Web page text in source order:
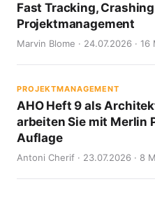
Fast Tracking,
Projektmanagement
Marvin Blome · 24.07.2026 ·
PROJEKTMANAGEMENT
AHO Heft 9 als
arbeiten Sie mit Merlin
Auflage
Antoni Cherif · 23.07.2026 · 8